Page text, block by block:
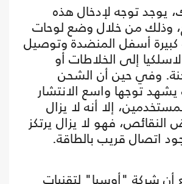
يوجد توجه لإدخال هذه
وذلك من خلال وضع لوحات
أسفل المنضدة وتوصيل
إلى الخلاطات أو
وفي حين أن الشحن
توجها واسع الانتشار
إلا أنه لا يزال
فهو لا يزال يرتكز
اتصال قريب بالطاقة.
شركة "أوسيا" لتقنيات